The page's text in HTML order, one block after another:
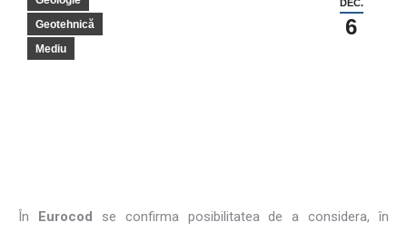
DEC.
6
Geotehnică
Mediu
În Eurocod se confirma posibilitatea de a considera, în